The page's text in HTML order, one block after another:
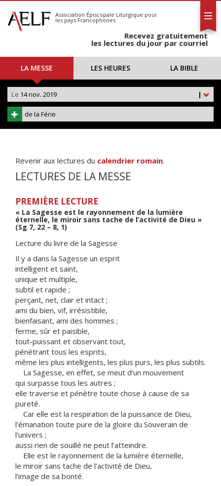
S'abonner
Calendrier
Association Épiscopale Liturgique pour
les pays Francophones
Recevez gratuitement
les lectures du jour par courriel
LA MESSE LES HEURES LA BIBLE
|
Le 14 nov. 2019
de la Férie
Revenir aux lectures du calendrier romain.
LECTURES DE LA MESSE
PREMIÈRE LECTURE
« La Sagesse est le rayonnement de la lumière
éternelle, le miroir sans tache de l’activité de Dieu »
(Sg 7, 22 – 8, 1)
Lecture du livre de la Sagesse
Il y a dans la Sagesse un esprit
intelligent et saint,
unique et multiple,
subtil et rapide ;
perçant, net, clair et intact ;
ami du bien, vif, irrésistible,
bienfaisant, ami des hommes ;
ferme, sûr et paisible,
tout-puissant et observant tout,
pénétrant tous les esprits,
même les plus intelligents, les plus purs, les plus subtils.
La Sagesse, en effet, se meut d’un mouvement
qui surpasse tous les autres ;
elle traverse et pénètre toute chose à cause de sa
pureté.
Car elle est la respiration de la puissance de Dieu,
l’émanation toute pure de la gloire du Souverain de
l’univers ;
aussi rien de souillé ne peut l’atteindre.
Elle est le rayonnement de la lumière éternelle,
le miroir sans tache de l’activité de Dieu,
l’image de sa bonté.